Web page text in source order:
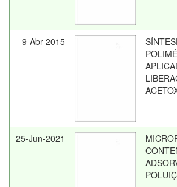
9-Abr-2015
25-Jun-2021